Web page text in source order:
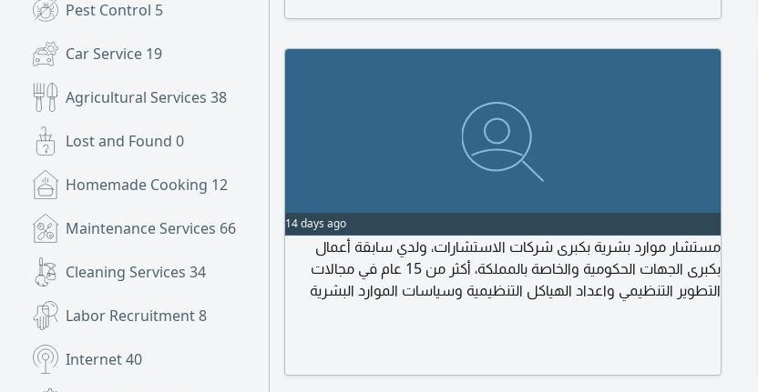
Pest Control 5
Car Service 19
Agricultural Services 38
Lost and Found 0
Homemade Cooking 12
Maintenance Services 66
Cleaning Services 34
Labor Recruitment8
Internet40
14 days ago
مستشار موارد بشرية بكبرى شركات الاستشارات، ولدي سابقة أعمال
بكبرى الجهات الحكومية والخاصة بالمملكة، أكثر من 15 عام في مجالات
التطوير التنظيمي واعداد الهياكل التنظيمية وسياسات الموارد البشرية
التواصل معي